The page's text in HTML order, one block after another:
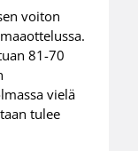
voiton
81-70
vielä
tulee